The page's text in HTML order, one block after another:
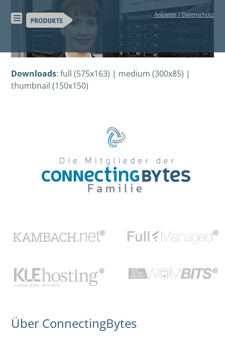
content
Anbieter / Datenschutz
Downloads:full (575x163) | medium (300x85) |
thumbnail (150x150)
Über ConnectingBytes